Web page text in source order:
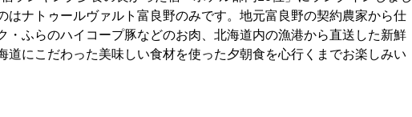
はナトゥールヴァルト富良野のみです。地元富良野の契約農家から仕
・ふらのハイコープ豚などのお肉、北海道内の漁港から直送した新鮮
道にこだわった美味しい食材を使った夕朝食を心行くまでお楽しみい